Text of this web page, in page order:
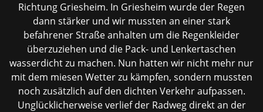
Richtung Griesheim. In Griesheim wurde der Regen
dann stärker und wir mussten an einer stark
befahrener Straße anhalten um die Regenkleider
überzuziehen und die Pack- und Lenkertaschen
wasserdicht zu machen. Nun hatten wir nicht mehr nur
mit dem miesen Wetter zu kämpfen, sondern mussten
noch zusätzlich auf den dichten Verkehr aufpassen.
Unglücklicherweise verlief der Radweg direkt an der